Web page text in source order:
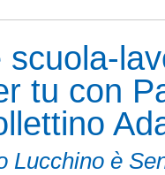
scuola-
tu con
Lucchino è